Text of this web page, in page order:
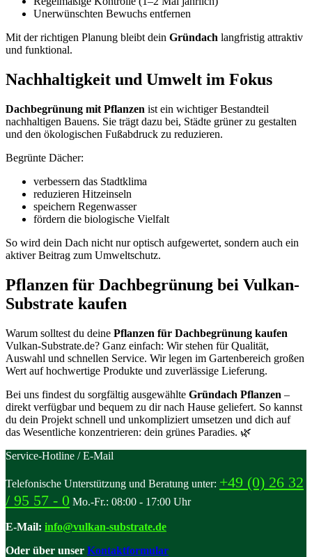
Unerwünschten Bewuchs entfernen
Mit der richtigen Planung bleibt dein Gründach langfristig attraktiv
und funktional.
Nachhaltigkeit und Umwelt im Fokus
Dachbegrünung mit Pflanzen ist ein wichtiger Bestandteil
nachhaltigen Bauens. Sie trägt dazu bei, Städte grüner zu gestalten
und den ökologischen Fußabdruck zu reduzieren.
Begrünte Dächer:
verbessern das Stadtklima
reduzieren Hitzeinseln
speichern Regenwasser
fördern die biologische Vielfalt
So wird dein Dach nicht nur optisch aufgewertet, sondern auch ein
aktiver Beitrag zum Umweltschutz.
Pflanzen für Dachbegrünung bei Vulkan-
Substrate kaufen
Warum solltest du deine Pflanzen für Dachbegrünung kaufen
Vulkan-Substrate.de? Ganz einfach: Wir stehen für Qualität,
Auswahl und schnellen Service. Wir legen im Gartenbereich großen
Wert auf hochwertige Produkte und zuverlässige Lieferung.
Bei uns findest du sorgfältig ausgewählte Gründach Pflanzen –
direkt verfügbar und bequem zu dir nach Hause geliefert. So kannst
du dein Projekt schnell und unkompliziert umsetzen und dich auf
das Wesentliche konzentrieren: dein grünes Paradies. 🌿
Service-Hotline / E-Mail
Telefonische Unterstützung und Beratung unter: +49 (0) 26 32
/ 95 57 - 0 Mo.-Fr.: 08:00 - 17:00 Uhr
E-Mail: info@vulkan-substrate.de
Oder über unser Kontaktformular